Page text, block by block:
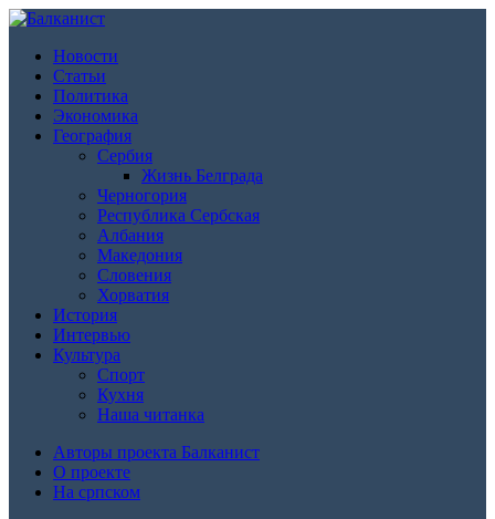
Новости
Статьи
Политика
Экономика
География
Сербия
Жизнь Белграда
Черногория
Республика Сербская
Албания
Македония
Словения
Хорватия
История
Интервью
Культура
Спорт
Кухня
Наша читанка
Авторы проекта Балканист
О проекте
На српском